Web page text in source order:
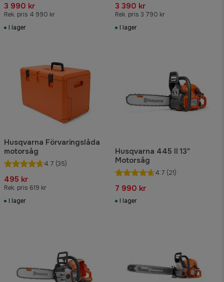
3 990 kr
Rek. pris 4 990 kr
I lager
3 390 kr
Rek. pris 3 790 kr
I lager
Husqvarna Förvaringslåda
motorsåg
4.7 (35)
495 kr
Rek. pris 619 kr
I lager
Husqvarna 445 II 13"
Motorsåg
4.7 (21)
7 990 kr
I lager